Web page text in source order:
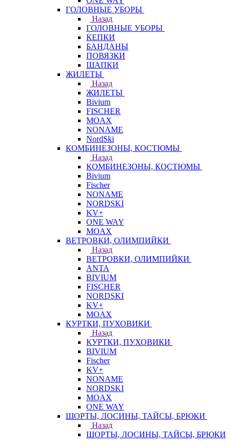
ГОЛОВНЫЕ УБОРЫ
Назад
ГОЛОВНЫЕ УБОРЫ
КЕПКИ
БАНДАНЫ
ПОВЯЗКИ
ШАПКИ
ЖИЛЕТЫ
Назад
ЖИЛЕТЫ
Bivium
FISCHER
MOAX
NONAME
NordSki
КОМБИНЕЗОНЫ, КОСТЮМЫ
Назад
КОМБИНЕЗОНЫ, КОСТЮМЫ
Bivium
Fischer
NONAME
NORDSKI
KV+
ONE WAY
MOAX
ВЕТРОВКИ, ОЛИМПИЙКИ
Назад
ВЕТРОВКИ, ОЛИМПИЙКИ
ANTA
BIVIUM
FISCHER
NORDSKI
KV+
MOAX
КУРТКИ, ПУХОВИКИ
Назад
КУРТКИ, ПУХОВИКИ
BIVIUM
Fischer
KV+
NONAME
NORDSKI
MOAX
ONE WAY
ШОРТЫ, ЛОСИНЫ, ТАЙСЫ, БРЮКИ
Назад
ШОРТЫ, ЛОСИНЫ, ТАЙСЫ, БРЮКИ